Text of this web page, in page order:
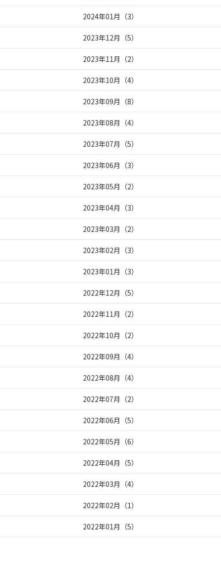
2024年01月 （3）
2023年12月 （5）
2023年11月 （2）
2023年10月 （4）
2023年09月 （8）
2023年08月 （4）
2023年07月 （5）
2023年06月 （3）
2023年05月 （2）
2023年04月 （3）
2023年03月 （2）
2023年02月 （3）
2023年01月 （3）
2022年12月 （5）
2022年11月 （2）
2022年10月 （2）
2022年09月 （4）
2022年08月 （4）
2022年07月 （2）
2022年06月 （5）
2022年05月 （6）
2022年04月 （5）
2022年03月 （4）
2022年02月 （1）
2022年01月 （5）